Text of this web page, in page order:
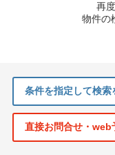
再
物件の
条件を指定して検索
直接お問合せ・web